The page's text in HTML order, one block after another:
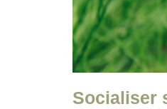
Socialiser